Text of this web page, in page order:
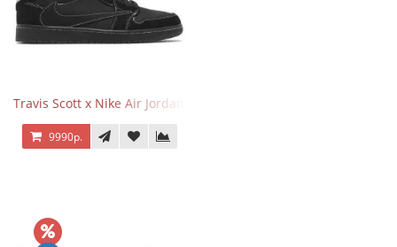
Travis Scott x Nike Air Jordan 1 Retro Low OG SP Black Phantom
9990р.